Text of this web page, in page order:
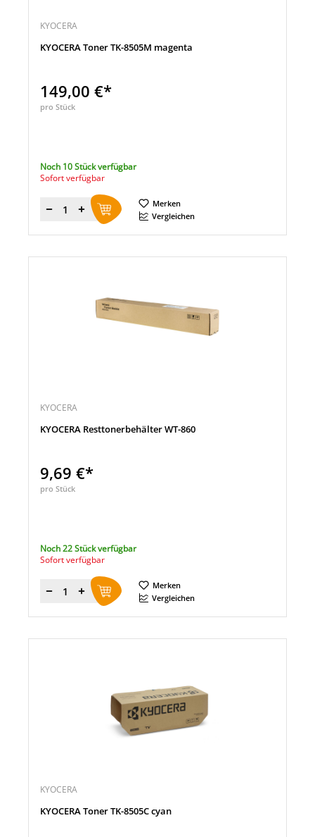
KYOCERA
KYOCERA Toner TK-8505M magenta
149,00 €*
pro Stück
Noch 10 Stück verfügbar
Sofort verfügbar
Menge
Merken
Vergleichen
KYOCERA
KYOCERA Resttonerbehälter WT-860
9,69 €*
pro Stück
Noch 22 Stück verfügbar
Sofort verfügbar
Menge
Merken
Vergleichen
KYOCERA
KYOCERA Toner TK-8505C cyan